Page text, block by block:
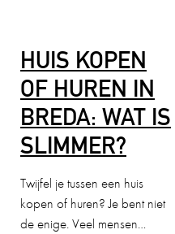
HUIS KOPEN
OF HUREN IN
BREDA: WAT IS
SLIMMER?
Twijfel je tussen een huis
kopen of huren? Je bent niet
de enige. Veel mensen…